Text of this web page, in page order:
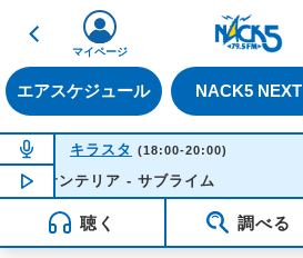
戻る
エアスケジュール NACK5 NEXT
マイページ
NOW ON AIR
キラスタ (18:00-20:00)
NOW PLAYING17:43
サンテリア - サブライム
聴く 調べる